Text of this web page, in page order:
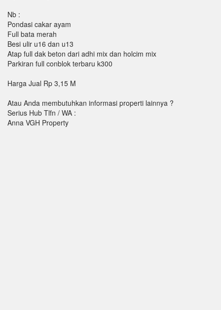
Nb :
Pondasi cakar ayam
Full bata merah
Besi ulir u16 dan u13
Atap full dak beton dari adhi mix dan holcim mix
Parkiran full conblok terbaru k300
Harga Jual Rp 3,15 M
Atau Anda membutuhkan informasi properti lainnya ?
Serius Hub Tlfn / WA :
Anna VGH Property